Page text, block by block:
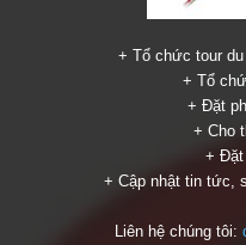
+ Tổ chức tour
+ Tổ
+ Đặt
+ Cho
+ Đặt
+ Cập nhật tin tức,
Liên hệ chúng tôi: